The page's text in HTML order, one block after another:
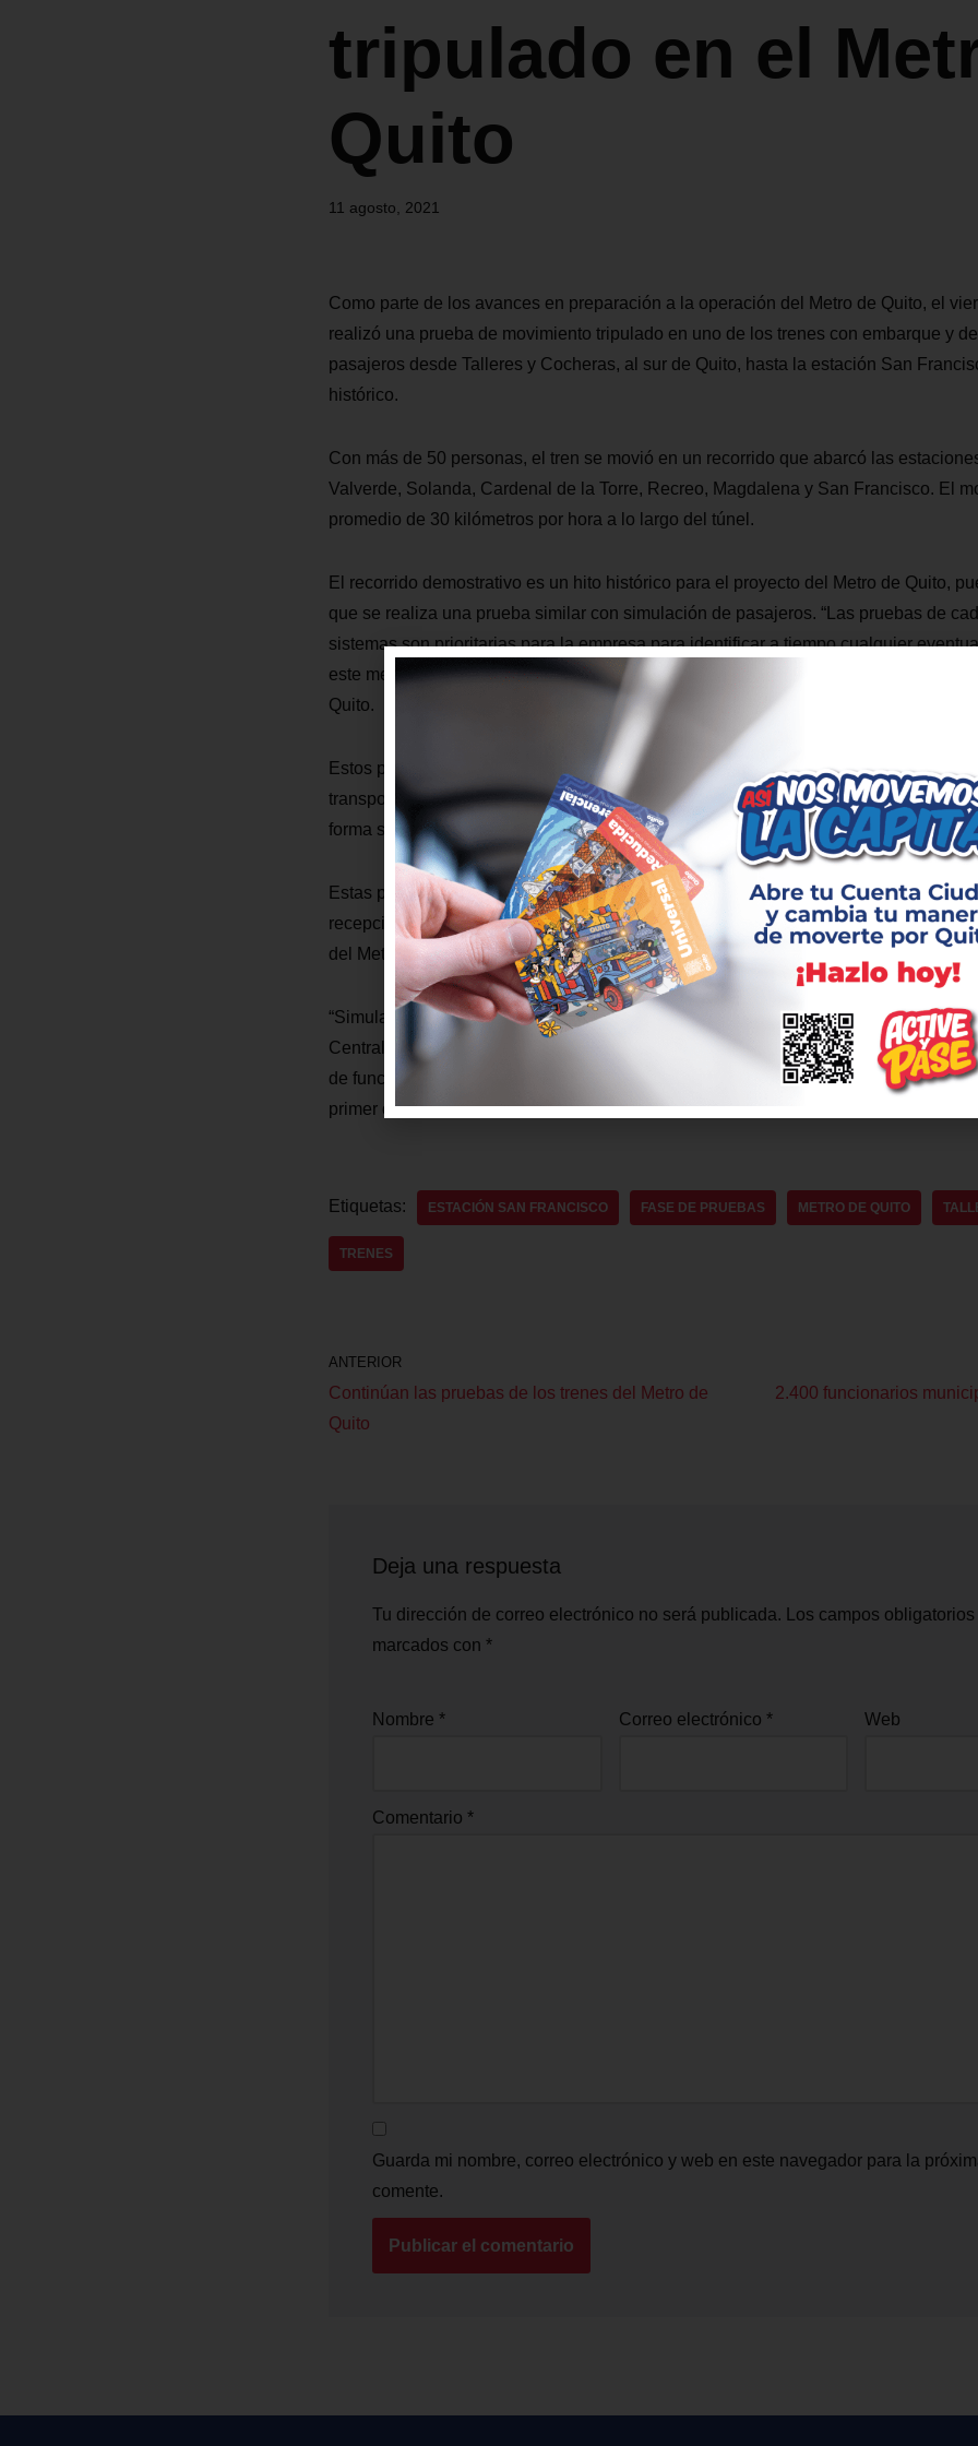
tripulado en el
Quito
11 agosto, 2021
Como parte de los avances en preparación a la operación del Metro de Quito, el
realizó una prueba de movimiento tripulado en uno de los trenes con embarque y
pasajeros desde Talleres y Cocheras, al sur de Quito, hasta la estación San
histórico.
Con más de 50 personas, el tren se movió en un recorrido que abarcó las
Valverde, Solanda, Cardenal de la Torre, Recreo, Magdalena y San Francisco. El
promedio de 30 kilómetros por hora a lo largo del túnel.
El recorrido demostrativo es un hito histórico para el proyecto del Metro de Quito,
que se realiza una prueba similar con simulación de pasajeros. “Las pruebas de
sistemas son prioritarias para la empresa para identificar a tiempo cualquier
este medio de transporte el más seguro del país», recalcó Allan Peñafiel, Gerente
Quito.
Estos pasos son previos a las fases de pre-operación y operación comercial de este
transporte masivo, cuenta con la tecnología más moderna de Latinoamérica y
forma segura el norte con el sur de la ciudad en aproximadamente 34 minutos.
Estas pruebas de movimiento de trenes son parte del proceso técnico mientras se
recepción del material rodante como parte de los equipos que componen el
del Metro de Quito.
“Simular los itinerarios de viaje, la coordinación del personal de estaciones y del
Central, ya con pasajeros que realizan embarque y desembarque, nos permite
de funcionamiento de la unidad se cumplan tal como en las pruebas en vacío”
primer operador de material rodante certificado.
Etiquetas: ESTACIÓN SAN FRANCISCO FASE DE PRUEBAS METRO DE QUITO
TRENES
ANTERIOR
Continúan las pruebas de los trenes del Metro de
Quito
2.400 funcionarios
Deja una respuesta
Tu dirección de correo electrónico no será publicada.
Los campos
marcados con *
Nombre * Correo electrónico * Web
Comentario *
Guarda mi nombre, correo electrónico y web en este navegador para la
comente.